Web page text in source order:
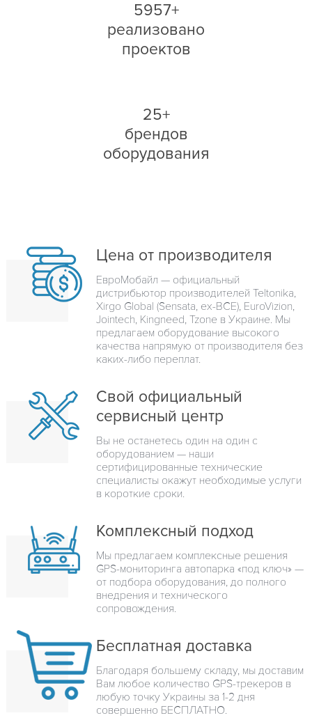
5957+
реализовано
проектов
25+
брендов
оборудования
Цена от производителя
ЕвроМобайл — официальный
дистрибьютор производителей Teltonika,
Xirgo Global (Sensata, ex-BCE), EuroVizion,
Jointech, Kingneed, Tzone в Украине. Мы
предлагаем оборудование высокого
качества напрямую от производителя без
каких-либо переплат.
Свой официальный
сервисный центр
Вы не останетесь один на один с
оборудованием — наши
сертифицированные технические
специалисты окажут необходимые услуги
в короткие сроки.
Комплексный подход
Мы предлагаем комплексные решения
GPS-мониторинга автопарка «под ключ» —
от подбора оборудования, до полного
внедрения и технического
сопровождения.
Бесплатная доставка
Благодаря большему складу, мы доставим
Вам любое количество GPS-трекеров в
любую точку Украины за 1-2 дня
совершенно БЕСПЛАТНО.